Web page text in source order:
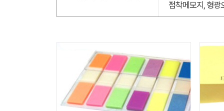
점착메모지, 형광